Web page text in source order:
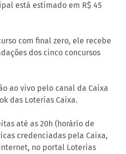
está estimado em R$ 45
com final zero, ele recebe
dos cinco concursos
ao vivo pelo canal da Caixa
das Loterias Caixa.
até as 20h (horário de
credenciadas pela Caixa,
no portal Loterias